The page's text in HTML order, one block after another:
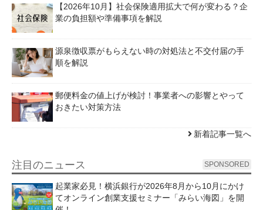
【2026年10月】社会保険適用拡大で何が変わる？企
業の負担額や準備事項を解説
源泉徴収票がもらえない時の対処法と不交付届の手
順を解説
郵便料金の値上げが検討！事業者への影響とやって
おきたい対策方法
新着記事一覧へ
注目のニュース SPONSORED
起業家必見！横浜銀行が2026年8月から10月にかけ
てオンライン創業支援セミナー「みらい海図」を開